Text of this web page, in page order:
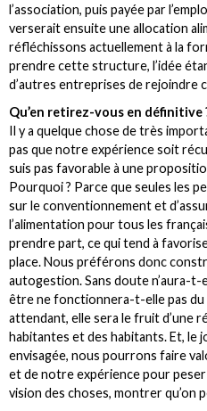
l’association, puis payée par
verserait ensuite une allocation
réfléchissons actuellement à la
prendre cette structure, l’idée
d’autres entreprises de rejoindre
Qu’en retirez-vous en définitive
Il y a quelque chose de très
pas que notre expérience soit
suis pas favorable à une
Pourquoi ? Parce que seules les
sur le conventionnement et
l’alimentation pour tous les
prendre part, ce qui tend à
place. Nous préférons donc
autogestion. Sans doute n’aura-t-
être ne fonctionnera-t-elle pas du
attendant, elle sera le fruit d’une
habitantes et des habitants. Et, le
envisagée, nous pourrons faire
et de notre expérience pour
vision des choses, montrer qu’on